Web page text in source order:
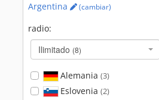
Argentina
(cambiar)
radio:
Ilimitado (8)
Alemania (3)
Eslovenia (2)